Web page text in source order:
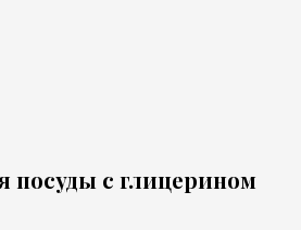
посуды с глицерином